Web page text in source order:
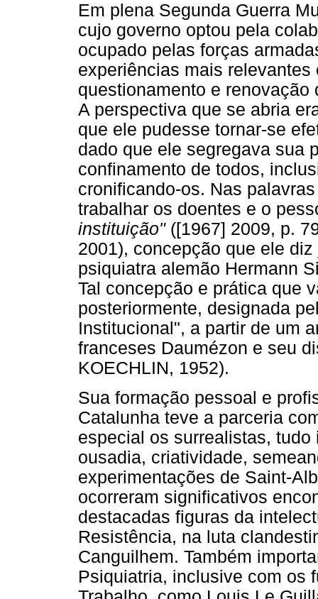
Em plena Segunda Guerra
cujo governo optou pela
ocupado pelas forças
experiências mais
questionamento e
A perspectiva que se abria
que ele pudesse tornar-se
dado que ele segregava sua
confinamento de todos,
cronificando-os. Nas
trabalhar os doentes e o
instituição"([1967] 2009, p.
2001), concepção que ele
psiquiatra alemão Hermann
Tal concepção e prática que
posteriormente, designada
Institucional", a partir de um
franceses Daumézon e seu
KOECHLIN, 1952).
Sua formação pessoal e
Catalunha teve a parceria
especial os surrealistas,
ousadia, criatividade,
experimentações de Saint-
ocorreram significativos
destacadas figuras da
Resistência, na luta
Canguilhem. Também
Psiquiatria, inclusive com os